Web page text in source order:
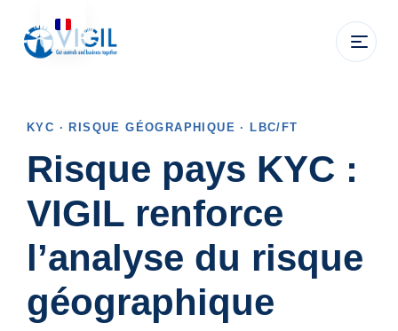
KYC · RISQUE GÉOGRAPHIQUE · LBC/FT
Risque pays KYC :
VIGIL renforce
l’analyse du risque
géographique